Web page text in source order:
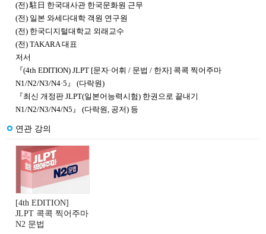
(전) 駐日 한국대사관 한국문화원 근무
(전) 일본 와세다대학 객원 연구원
(전) 한국디지털대학교 외래교수
(전) TAKARA 대표
저서
『(4th EDITION) JLPT [문자·어휘 / 문법 / 한자] 콕콕 찍어주마
N1/N2/N3/N4·5』 (다락원)
『최신 개정판 JLPT(일본어능력시험) 한권으로 끝내기
N1/N2/N3/N4/N5』 (다락원, 공저) 등
연관 강의
[4th EDITION]
JLPT 콕콕 찍어주마
N2 문법